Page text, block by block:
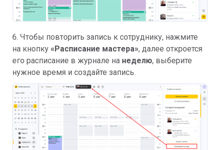
6. Чтобы повторить запись к сотруднику, нажмите
на кнопку «Расписание мастера», далее откроется
его расписание в журнале на неделю, выберите
нужное время и создайте запись.